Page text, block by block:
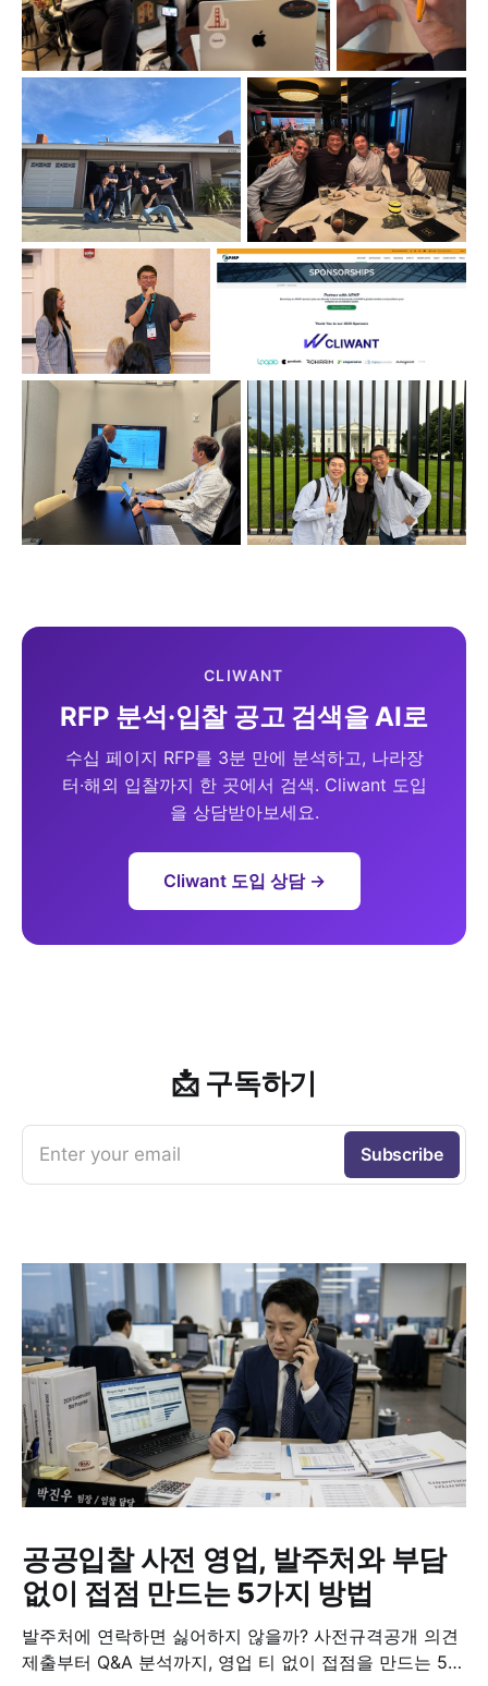
CLIWANT
RFP 분석·입찰 공고 검색을 AI로
수십 페이지 RFP를 3분 만에 분석하고, 나라장
터·해외 입찰까지 한 곳에서 검색. Cliwant 도입
을 상담받아보세요.
Cliwant 도입 상담 →
📩 구독하기
Enter your email Subscribe
공공입찰 사전 영업, 발주처와 부담
없이 접점 만드는 5가지 방법
발주처에 연락하면 싫어하지 않을까? 사전규격공개 의견
제출부터 Q&A 분석까지, 영업 티 없이 접점을 만드는 5가